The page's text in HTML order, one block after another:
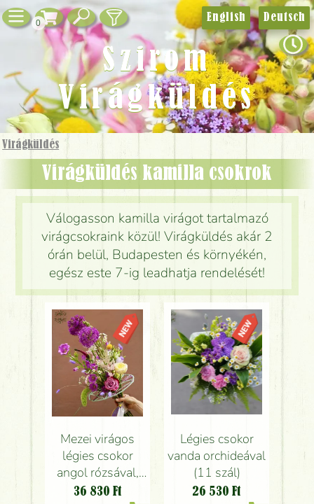
0
Virágküldés
Virágküldés kamilla csokrok
Válogasson kamilla virágot tartalmazó
virágcsokraink közül! Virágküldés akár 2
órán belül, Budapesten és környékén,
egész este 7-ig leadhatja rendelését!
Mezei virágos
légies csokor
angol rózsával,
gyapjú csinóros
36 830 Ft
Légies csokor
vanda orchideával
(11 szál)
26 530 Ft
English Deutsch
Szirom
Virágküldés